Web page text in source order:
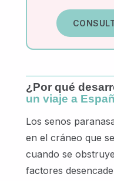
¿Por qué
un viaje a
Los senos
en el cráneo que
cuando se
factores